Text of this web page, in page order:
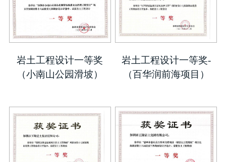
岩土工程设计一等奖
（小南山公园滑坡）
岩土工程设计一等奖-
（百华润前海项目）